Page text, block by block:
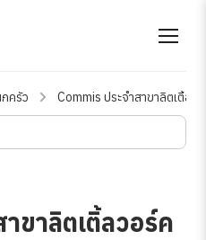
ครัว Commis ประจำสาขาลิตเติ้ลว
ขาลิตเติ้ลวอร์ค